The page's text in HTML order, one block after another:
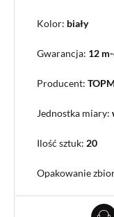
Kolor: biały
Gwarancja: 12
Producent:
Jednostka miary:
Ilość sztuk: 20
Opakowanie